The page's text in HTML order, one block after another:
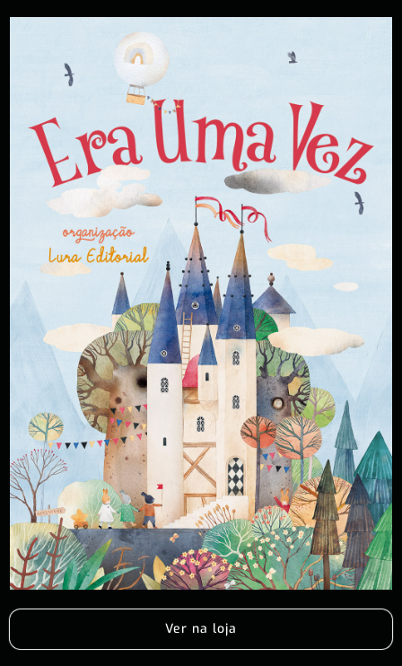
Ver na loja